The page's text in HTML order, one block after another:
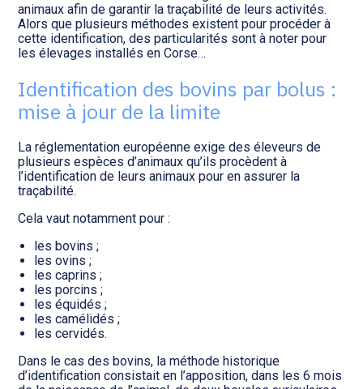
Gestion de patrimoine
Procédures collectives
Analyse et tableau de bord :
WAIBI
Gérer vos ressources
humaines : SILAE
animaux afin de garantir la traçabilité de leurs activités.
Alors que plusieurs méthodes existent pour procéder à
cette identification, des particularités sont à noter pour
les élevages installés en Corse…
Identification des bovins par bolus :
mise à jour de la limite
La réglementation européenne exige des éleveurs de
plusieurs espèces d’animaux qu’ils procèdent à
l’identification de leurs animaux pour en assurer la
traçabilité.
Cela vaut notamment pour :
les bovins ;
les ovins ;
les caprins ;
les porcins ;
les équidés ;
les camélidés ;
les cervidés.
Dans le cas des bovins, la méthode historique
d’identification consistait en l’apposition, dans les 6 mois